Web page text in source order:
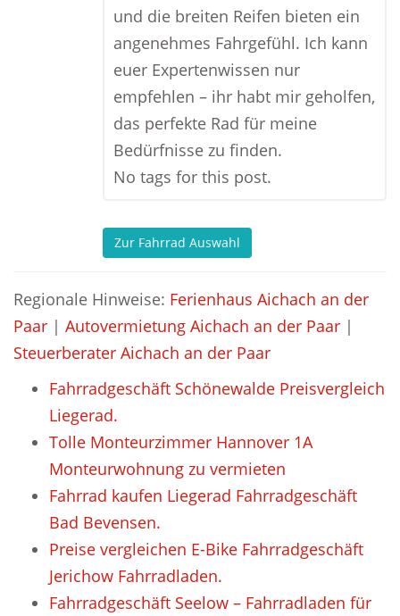
und die breiten Reifen bieten ein
angenehmes Fahrgefühl. Ich kann
euer Expertenwissen nur
empfehlen – ihr habt mir geholfen,
das perfekte Rad für meine
Bedürfnisse zu finden.
No tags for this post.
Zur Fahrrad Auswahl
Regionale Hinweise: Ferienhaus Aichach an der
Paar | Autovermietung Aichach an der Paar |
Steuerberater Aichach an der Paar
Fahrradgeschäft Schönewalde Preisvergleich
Liegerad.
Tolle Monteurzimmer Hannover 1A
Monteurwohnung zu vermieten
Fahrrad kaufen Liegerad Fahrradgeschäft
Bad Bevensen.
Preise vergleichen E-Bike Fahrradgeschäft
Jerichow Fahrradladen.
Fahrradgeschäft Seelow – Fahrradladen für